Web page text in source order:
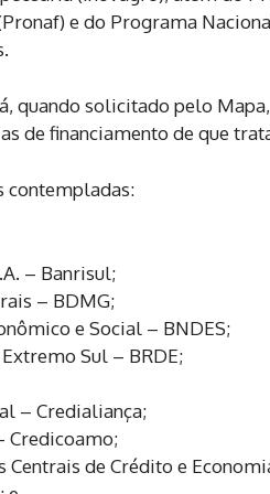
e do Programa
quando solicitado pelo
de financiamento de que
contempladas:
– Banrisul;
– BDMG;
e Social – BNDES;
Sul – BRDE;
– Credialiança;
Credicoamo;
de Crédito e